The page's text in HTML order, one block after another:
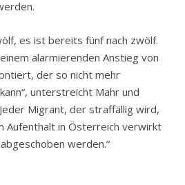
es ist bereits fünf nach zwölf.
alarmierenden Anstieg von
der so nicht mehr
unterstreicht Mahr und
Migrant, der straffällig wird,
Aufenthalt in Österreich verwirkt
werden.“